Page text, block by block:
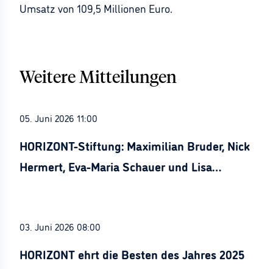
Umsatz von 109,5 Millionen Euro.
Weitere Mitteilungen
05. Juni 2026 11:00
HORIZONT-Stiftung: Maximilian Bruder, Nick
Hermert, Eva-Maria Schauer und Lisa
03. Juni 2026 08:00
HORIZONT ehrt die Besten des Jahres 2025